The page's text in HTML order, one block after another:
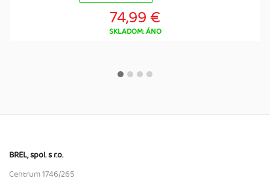
74,99 €
SKLADOM: ÁNO
BREL, spol. s r.o.
Centrum 1746/265